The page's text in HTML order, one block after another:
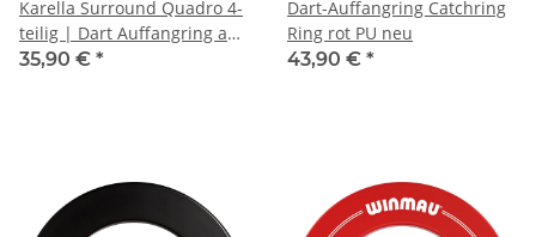
Karella Surround Quadro 4-
teilig | Dart Auffangring aus
EVA-Schaum für
35,90 € *
Dart-Auffangring Catchring
Ring rot PU neu
43,90 € *